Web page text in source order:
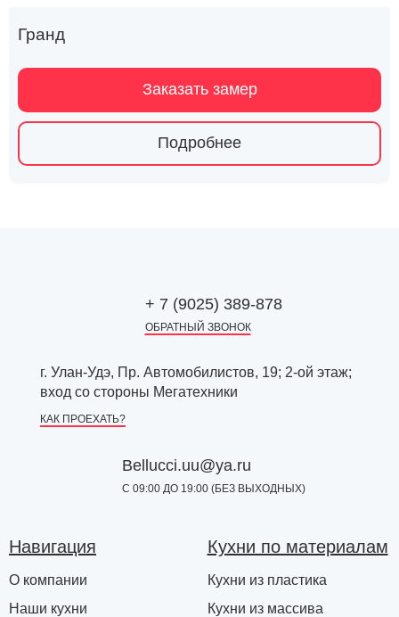
Гранд
Заказать замер
Подробнее
+ 7 (9025) 389-878
ОБРАТНЫЙ ЗВОНОК
г. Улан-Удэ, Пр. Автомобилистов, 19; 2-ой этаж;
вход со стороны Мегатехники
КАК ПРОЕХАТЬ?
Bellucci.uu@ya.ru
С 09:00 ДО 19:00 (БЕЗ ВЫХОДНЫХ)
Навигация
О компании
Наши кухни
Кухни по материалам
Кухни из пластика
Кухни из массива